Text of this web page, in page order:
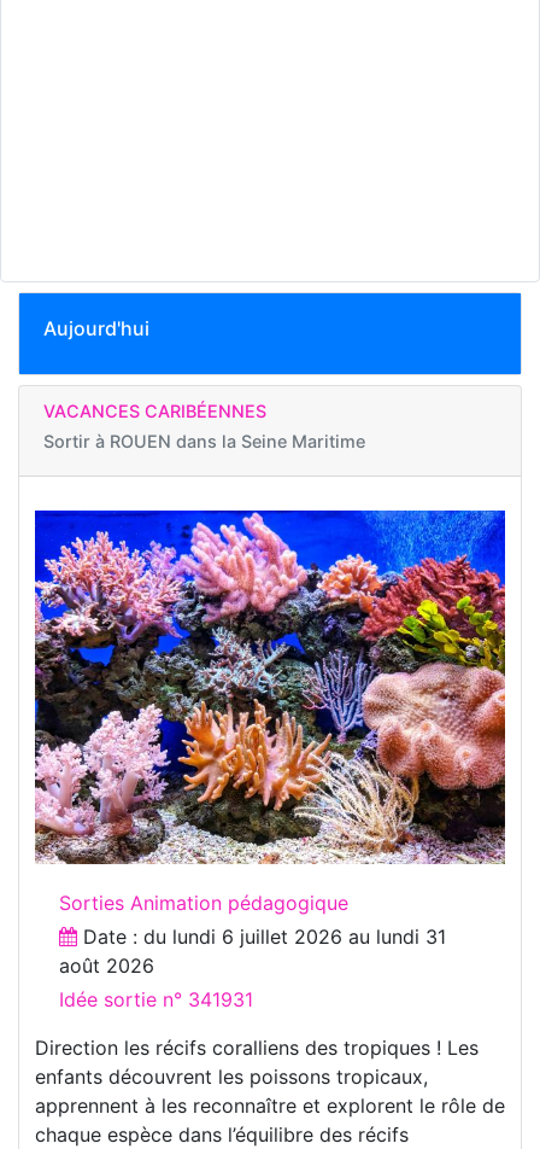
Aujourd'hui
VACANCES CARIBÉENNES
Sortir à ROUEN dans la Seine Maritime
Sorties Animation pédagogique
Date : du lundi 6 juillet 2026 au lundi 31
août 2026
Idée sortie n° 341931
Direction les récifs coralliens des tropiques ! Les
enfants découvrent les poissons tropicaux,
apprennent à les reconnaître et explorent le rôle de
chaque espèce dans l’équilibre des récifs